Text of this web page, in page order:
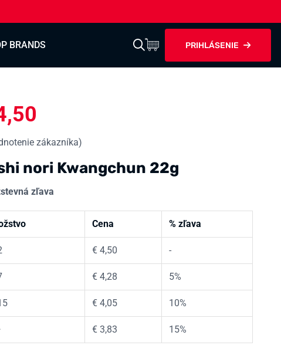
BRANDS PRIHLÁSENIE
zákazníka)
nori Kwangchun 22g
zľava
Cena % zľava
€ 4,50 -
€ 4,28 5%
€ 4,05 10%
€ 3,83 15%